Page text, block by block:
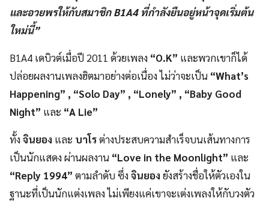
และอวยพรให้กับสมาชิก B1A4 ที่กำลังยืนอยู่หน้าจุดเริ่มต้น
ใหม่นี้”
B1A4 เดบิวต์เมื่อปี 2011 ด้วยเพลง “O.K” และพวกเขาก็ได้
ปล่อยผลงานเพลงฮิตมาอย่างต่อเนื่อง ไม่ว่าจะเป็น “What’s
Happening” , “Solo Day” , “Lonely” , “Baby Good
Night” และ “A Lie”
ทั้งจินยอง และ บาโรต่างประสบความสำเร็จบนเส้นทางการ
เป็นนักแสดง ผ่านผลงาน “Love in the Moonlight” และ
“Reply 1994” ตามลำดับ ซึ่งจินยองยังสร้างชื่อให้ตัวเองใน
ฐานะที่เป็นนักแต่งเพลง ไม่เพียงแค่เขาจะเต่งเพลงให้กับวงตัว